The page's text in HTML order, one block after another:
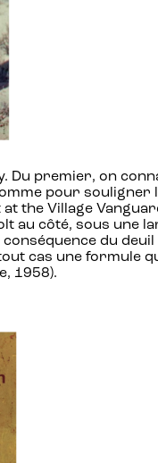
Du premier, on
pour souligner
the Village
au côté, sous une
du
cas une formule
1958).